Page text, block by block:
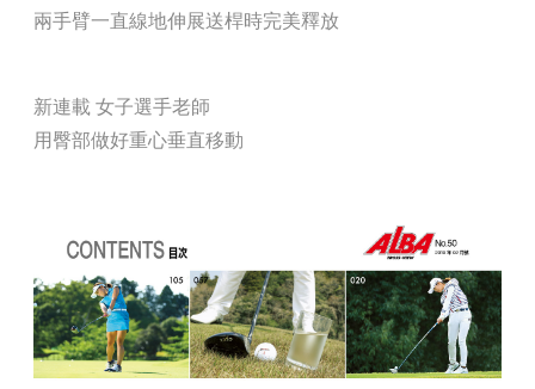
兩手臂一直線地伸展送桿時完美釋放
新連載 女子選手老師
用臀部做好重心垂直移動